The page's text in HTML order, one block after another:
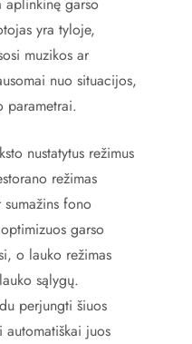
yra tyloje,
muzikos ar
nuo situacijos,
parametrai.
nustatytus režimus
režimas
fono
garso
o lauko režimas
sąlygų.
perjungti šiuos
automatiškai juos